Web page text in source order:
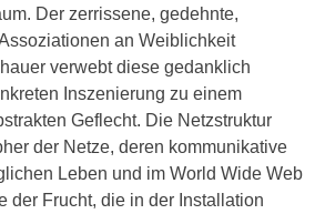
Der zerrissene, gedehnte,
an Weiblichkeit
verwebt diese gedanklich
Inszenierung zu einem
Geflecht. Die Netzstruktur
der Netze, deren kommunikative
Leben und im World Wide Web
der Frucht, die in der Installation